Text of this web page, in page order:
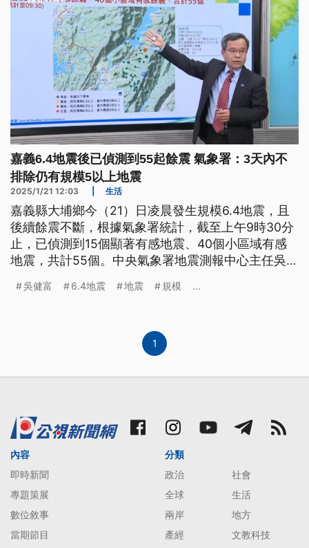
嘉義6.4地震後已偵測到55起餘震 氣象署：3天內不
排除仍有規模5以上地震
2025/1/21 12:03 生活
嘉義縣大埔鄉今（21）日凌晨發生規模6.4地震，且
後續餘震不斷，根據氣象署統計，截至上午9時30分
止，已偵測到15個顯著有感地震、40個小區域有感
地震，共計55個。中央氣象署地震測報中心主任吳健
籲民眾應做好準備。
吳健富 6.4地震 地震 規模 ...
1
內容
即時新聞
專題策展
數位敘事
當期節目
分類
政治
社會
全球
生活
兩岸
地方
產經
文教科技